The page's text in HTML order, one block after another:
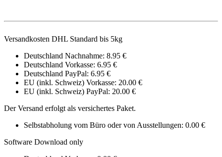
Versandkosten DHL Standard bis 5kg
Deutschland Nachnahme: 8.95 €
Deutschland Vorkasse: 6.95 €
Deutschland PayPal: 6.95 €
EU (inkl. Schweiz) Vorkasse: 20.00 €
EU (inkl. Schweiz) PayPal: 20.00 €
Der Versand erfolgt als versichertes Paket.
Selbstabholung vom Büro oder von Ausstellungen: 0.00 €
Software Download only